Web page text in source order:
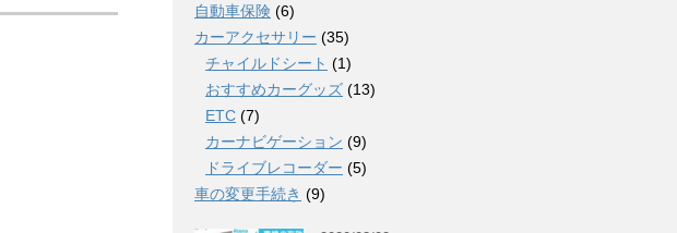
自動車保険 (6)
カーアクセサリー (35)
チャイルドシート (1)
おすすめカーグッズ (13)
ETC (7)
カーナビゲーション (9)
ドライブレコーダー (5)
車の変更手続き (9)